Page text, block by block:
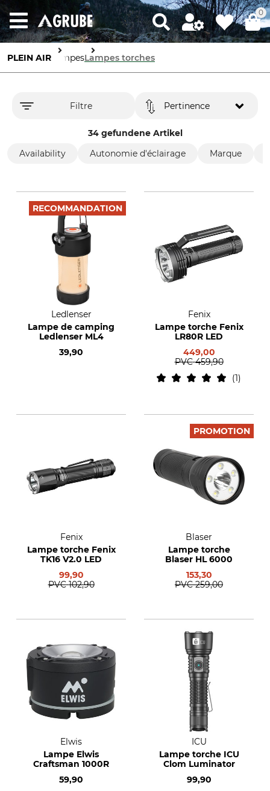
0
PLEIN AIR LampesLampes torches
Filtre
34 gefundene Artikel
Pertinence
Availability Autonomie d'éclairage Marque
RECOMMANDATION
Ledlenser
Lampe de camping
Ledlenser ML4
39,90
Fenix
Lampe torche Fenix
LR80R LED
449,00
PVC 459,90
1
Fenix
Lampe torche Fenix
TK16 V2.0 LED
99,90
PVC 102,90
PROMOTION
Blaser
Lampe torche
Blaser HL 6000
153,30
PVC 259,00
Elwis
Lampe Elwis
Craftsman 1000R
59,90
ICU
Lampe torche ICU
Clom Luminator
99,90